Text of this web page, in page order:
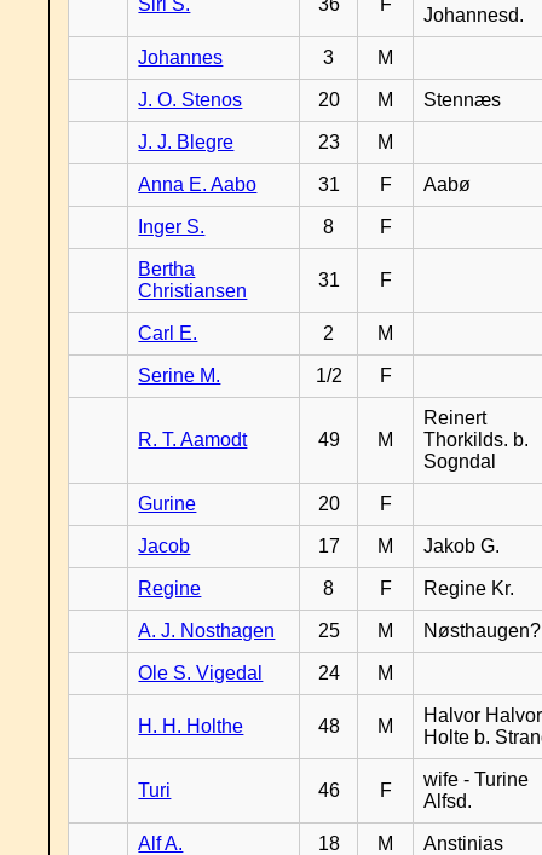
Siri S. 36 F
Johannesd.
Johannes 3 M
J. O. Stenos 20 M Stennæs
J. J. Blegre 23 M
Anna E. Aabo 31 F Aabø
Inger S. 8 F
Bertha
Christiansen
31 F
Carl E. 2 M
Serine M. 1/2 F
R. T. Aamodt 49 M
Reinert
Thorkilds. b.
Sogndal
Gurine 20 F
Jacob 17 M Jakob G.
Regine 8 F Regine Kr.
A. J. Nosthagen 25 M Nøsthaugen?
Ole S. Vigedal 24 M
H. H. Holthe 48 M
Halvor
Holte b.
Turi 46 F
wife - Turine
Alfsd.
Alf A. 18 M Anstinias